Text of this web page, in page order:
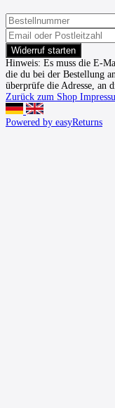
Widerruf starten
Hinweis: Es muss die E-
die du bei der Bestellung
überprüfe die Adresse, an
Zurück zum Shop
Powered by easyReturns